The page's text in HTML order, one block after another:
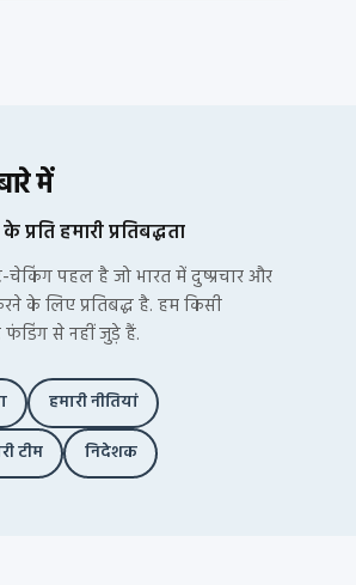
में
हमारी प्रतिबद्धता
पहल है जो भारत में दुष्प्रचार और
के लिए प्रतिबद्ध है. हम किसी
फंडिंग से नहीं जुड़े हैं.
हमारी नीतियां
टीम निदेशक